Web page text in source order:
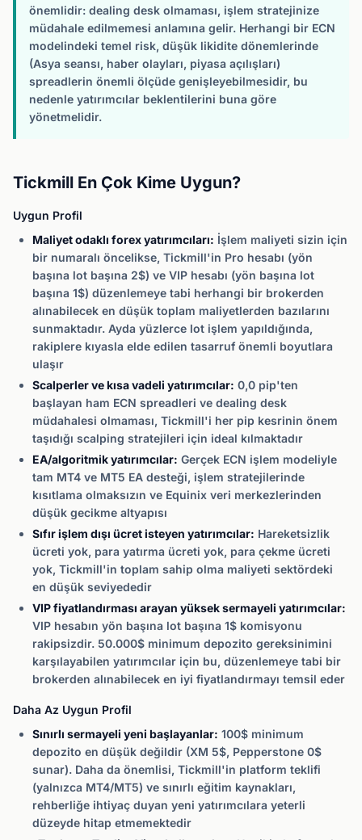
önemlidir: dealing desk olmaması, işlem stratejinize
müdahale edilmemesi anlamına gelir. Herhangi bir ECN
modelindeki temel risk, düşük likidite dönemlerinde
(Asya seansı, haber olayları, piyasa açılışları)
spreadlerin önemli ölçüde genişleyebilmesidir, bu
nedenle yatırımcılar beklentilerini buna göre
yönetmelidir.
Tickmill En Çok Kime Uygun?
Uygun Profil
Maliyet odaklı forex yatırımcıları: İşlem maliyeti sizin için
bir numaralı öncelikse, Tickmill'in Pro hesabı (yön
başına lot başına 2$) ve VIP hesabı (yön başına lot
başına 1$) düzenlemeye tabi herhangi bir brokerden
alınabilecek en düşük toplam maliyetlerden bazılarını
sunmaktadır. Ayda yüzlerce lot işlem yapıldığında,
rakiplere kıyasla elde edilen tasarruf önemli boyutlara
ulaşır
Scalperler ve kısa vadeli yatırımcılar: 0,0 pip'ten
başlayan ham ECN spreadleri ve dealing desk
müdahalesi olmaması, Tickmill'i her pip kesrinin önem
taşıdığı scalping stratejileri için ideal kılmaktadır
EA/algoritmik yatırımcılar: Gerçek ECN işlem modeliyle
tam MT4 ve MT5 EA desteği, işlem stratejilerinde
kısıtlama olmaksızın ve Equinix veri merkezlerinden
düşük gecikme altyapısı
Sıfır işlem dışı ücret isteyen yatırımcılar: Hareketsizlik
ücreti yok, para yatırma ücreti yok, para çekme ücreti
yok, Tickmill'in toplam sahip olma maliyeti sektördeki
en düşük seviyededir
VIP fiyatlandırması arayan yüksek sermayeli yatırımcılar:
VIP hesabın yön başına lot başına 1$ komisyonu
rakipsizdir. 50.000$ minimum depozito gereksinimini
karşılayabilen yatırımcılar için bu, düzenlemeye tabi bir
brokerden alınabilecek en iyi fiyatlandırmayı temsil eder
Daha Az Uygun Profil
Sınırlı sermayeli yeni başlayanlar: 100$ minimum
depozito en düşük değildir (XM 5$, Pepperstone 0$
sunar). Daha da önemlisi, Tickmill'in platform teklifi
(yalnızca MT4/MT5) ve sınırlı eğitim kaynakları,
rehberliğe ihtiyaç duyan yeni yatırımcılara yeterli
düzeyde hitap etmemektedir